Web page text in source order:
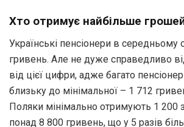
Хто отримує найбільше
Українські пенсіонери в
гривень. Але не дуже справедливо
від цієї цифри, адже багато
близьку до мінімальної – 1 712
Поляки мінімально отримують 1 200
понад 8 800 гривень, що у 5 разів